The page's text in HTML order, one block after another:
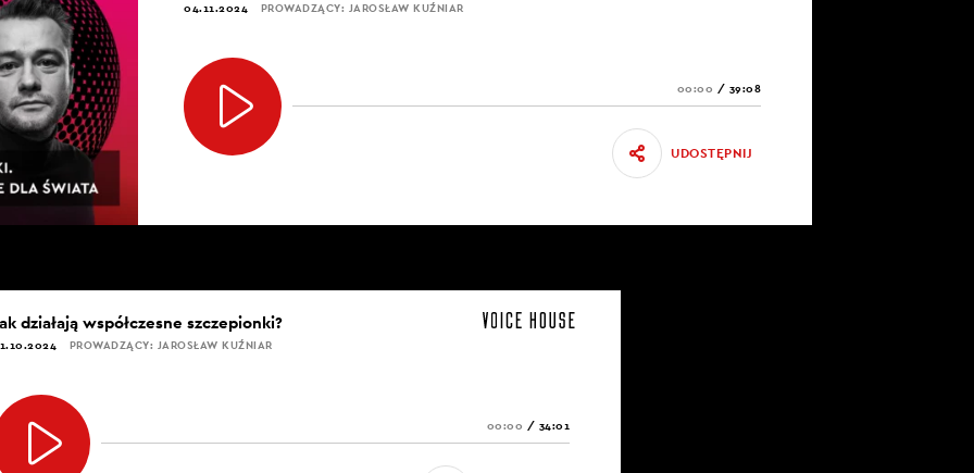
04.11.2024 PROWADZĄCY: JAROSŁAW KUŹNIAR
00:00 / 39:08
UDOSTĘPNIJ
działają współczesne szczepionki?
PROWADZĄCY: JAROSŁAW KUŹNIAR
00:00 / 34:01